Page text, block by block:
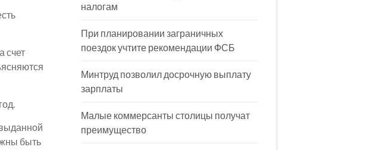
счет
быть
налогам
При планировании заграничных
поездок учтите рекомендации ФСБ
Минтруд позволил досрочную выплату
зарплаты
Малые коммерсанты столицы получат
преимущество